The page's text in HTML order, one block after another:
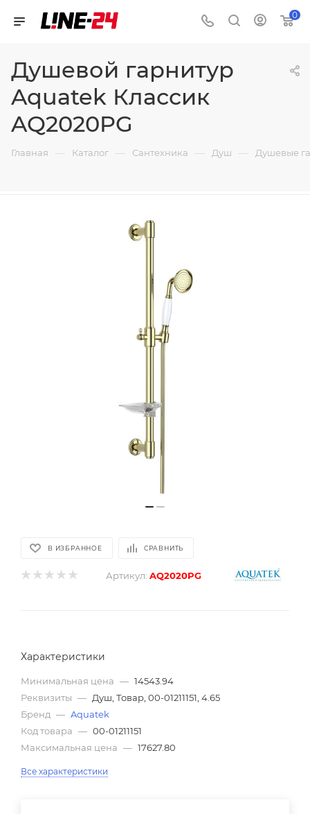
0
Душевой гарнитур
Aquatek Классик
AQ2020PG
Главная — Каталог — Сантехника — Душ — Душевые
В ИЗБРАННОЕ СРАВНИТЬ
Артикул: AQ2020PG
Характеристики
Минимальная цена — 14543.94
Реквизиты — Душ, Товар, 00-01211151, 4.65
Бренд — Aquatek
Код товара — 00-01211151
Максимальная цена — 17627.80
Все характеристики